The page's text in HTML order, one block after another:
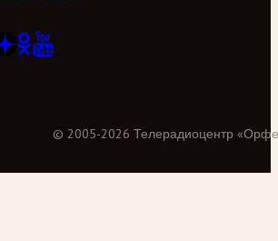
© 2005-2026 Телерадиоцентр